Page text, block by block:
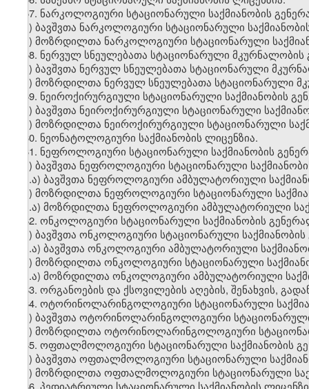
57. ნარკოლოგიური სტაციონარული საქმიანობის
ა) ბავშვთა ნარკოლოგიური სტაციონარული
ბ) მოზრდილთა ნარკოლოგიური სტაციონარული
58. ნერვულ სნეულებათა სტაციონარული
ა) ბავშვთა ნერვულ სნეულებათა სტაციონარული
ბ) მოზრდილთა ნერვულ სნეულებათა სტაციონარული
59. ნეიროქირურგიული სტაციონარული საქმიანობის
ა) ბავშვთა ნეიროქირურგიული სტაციონარული
ბ) მოზრდილთა ნეიროქირურგიული სტაციონარული
60. ნეონატოლოგიური საქმიანობის ლიცენზია.
61. ნეფროლოგიური სტაციონარული საქმიანობის
ა) ბავშვთა ნეფროლოგიური სტაციონარული
ა.ა) ბავშვთა ნეფროლოგიური ამბულატორიული
ბ) მოზრდილთა ნეფროლოგიური სტაციონარული
ბ.ა) მოზრდილთა ნეფროლოგიური ამბულატორიული
62. ონკოლოგიური სტაციონარული საქმიანობის
ა) ბავშვთა ონკოლოგიური სტაციონარული
ა.ა) ბავშვთა ონკოლოგიური ამბულატორიული
ბ) მოზრდილთა ონკოლოგიური სტაციონარული
ბ.ა) მოზრდილთა ონკოლოგიური ამბულატორიული
63. ორგანოების და ქსოვილების აღების, შენახვის,
64. ოტორინოლარინგოლოგიური სტაციონარული
ა) ბავშვთა ოტორინოლარინგოლოგიური
ბ) მოზრდილთა ოტორინოლარინგოლოგიური
65. ოფთალმოლოგიური სტაციონარული საქმიანობის
ა) ბავშვთა ოფთალმოლოგიური სტაციონარული
ბ) მოზრდილთა ოფთალმოლოგიური სტაციონარული